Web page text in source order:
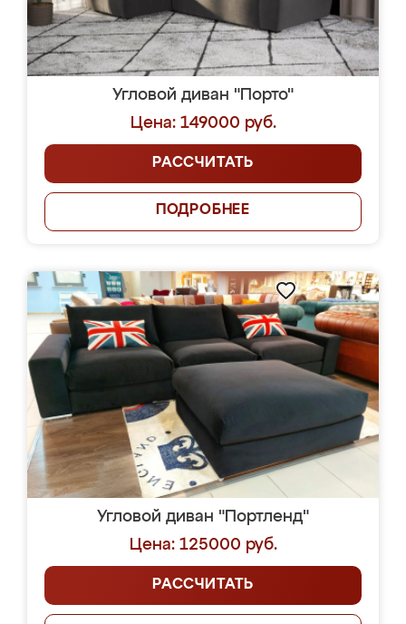
Угловой диван "Порто"
Цена: 149000 руб.
РАССЧИТАТЬ
ПОДРОБНЕЕ
Угловой диван "Портленд"
Цена: 125000 руб.
РАССЧИТАТЬ